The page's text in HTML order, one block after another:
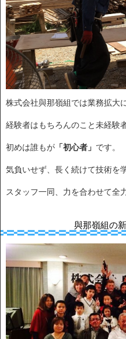
株式会社與那嶺組では業務拡大
経験者はもちろんのこと未経験
初めは誰もが 「初心者」 です。
気負いせず、長く続けて技術を
スタッフ一同、力を合わせて全
與那嶺組の